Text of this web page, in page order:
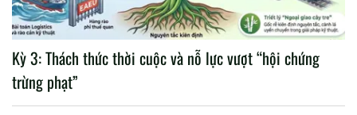
Kỳ 3: Thách thức thời cuộc và nỗ lực vượt “hội chứng
trừng phạt”